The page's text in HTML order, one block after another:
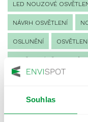
Souhlas
LED NOUZOVÉ
NÁVRH OSVĚTLENÍ
OSLUNĚNÍ
OSVĚTLENÍ SPORTOVIŠŤ
PROTIPANICKÉ OSVĚTLENÍ
PROVOZNÍ DENÍK